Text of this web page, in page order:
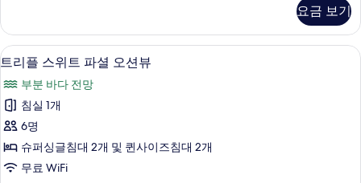
사
진
모
두
보
기
트
파
셜
션
뷰
자
세
히
보
기
요금 보기
트
플
스
위
트
미니바, 암막 커튼, 방음 설비, 무료 WiFi
7
트리플 스위트 파셜 오션뷰
부분 바다 전망
침실 1개
6명
슈퍼싱글침대 2개 및 퀸사이즈침대 2개
무료 WiFi